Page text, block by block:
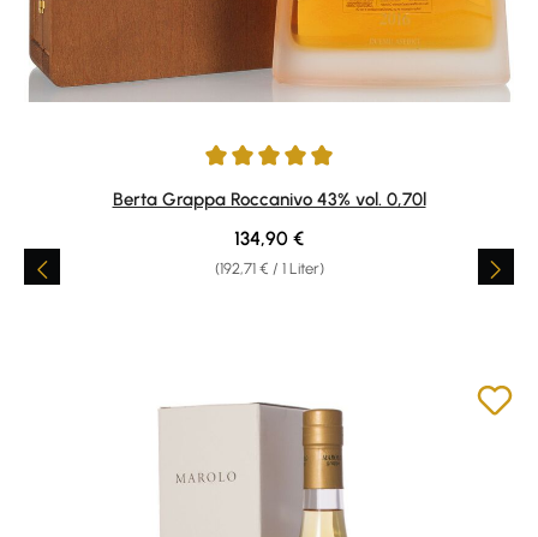
Durchschnittliche Bewertung von 4.94 von 5 Sternen
Berta Grappa Roccanivo 43% vol. 0,70l
(192,71 € / 1 Liter)
Regulärer Preis:
134,90 €